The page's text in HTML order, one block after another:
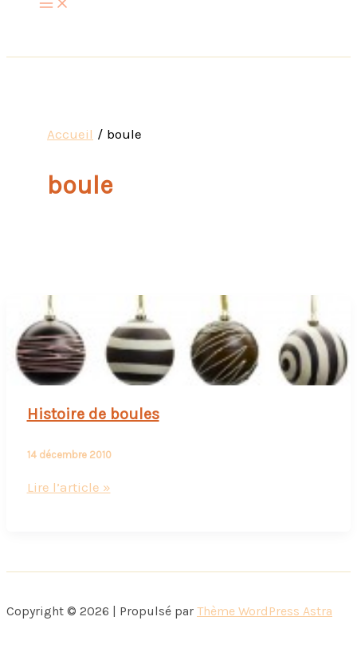
Accueil boule
boule
Histoire de boules
14 décembre 2010
Histoire
Lire l’article »
Copyright © 2026 | Propulsé par Thème WordPress Astra